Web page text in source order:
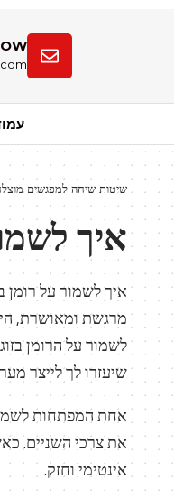
שיטות שיחה למפגשים
איך
איך לשמור על רומן
מרגשת ומאושרת,
לשמור על הרומן
שיעזרו לך לייצר
אחת המפתחות
את צרכי השניים.
אינטימי וחזק.